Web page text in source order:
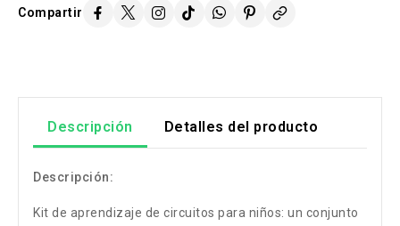
Compartir
Descripción Detalles del producto
Descripción:
Kit de aprendizaje de circuitos para niños: un conjunto